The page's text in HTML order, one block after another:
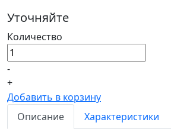
Уточняйте
Количество
-
+
Добавить в корзину
Описание
Характеристики